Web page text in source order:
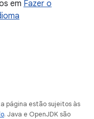
em Fazer o
página estão sujeitos às
. Java e OpenJDK são